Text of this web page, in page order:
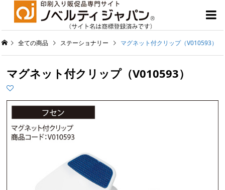

全ての商品 ステーショナリー マグネット付クリップ（V010593）
マグネット付クリップ（V010593）